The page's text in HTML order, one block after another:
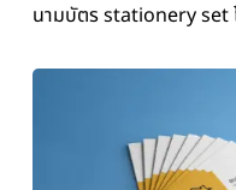
นามบัตร stationery set